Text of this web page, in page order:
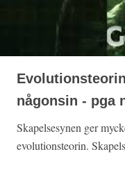
någonsin - pga
Skapelsesynen ger
evolutionsteorin.